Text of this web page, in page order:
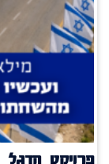
פרויקט הדגל